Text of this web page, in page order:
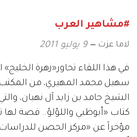
#مشاهير العرب
لاما عزت 9 يوليو 2011
في هذا اللقاء تحاور«زهرة
سهيل محمد المهيري، من
الشيخ حامد بن زايد آل نهيان،
كتاب «أبوظبي واللؤلؤ.. قصة لها
مؤخراً عن «مركز الحصن